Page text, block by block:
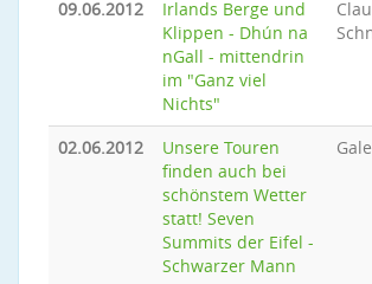
09.06.2012
Irlands Berge und
Klippen - Dhún na
nGall - mittendrin
im "Ganz viel
Nichts"
02.06.2012
Unsere Touren
finden auch bei
schönstem Wetter
statt! Seven
Summits der Eifel -
Schwarzer Mann